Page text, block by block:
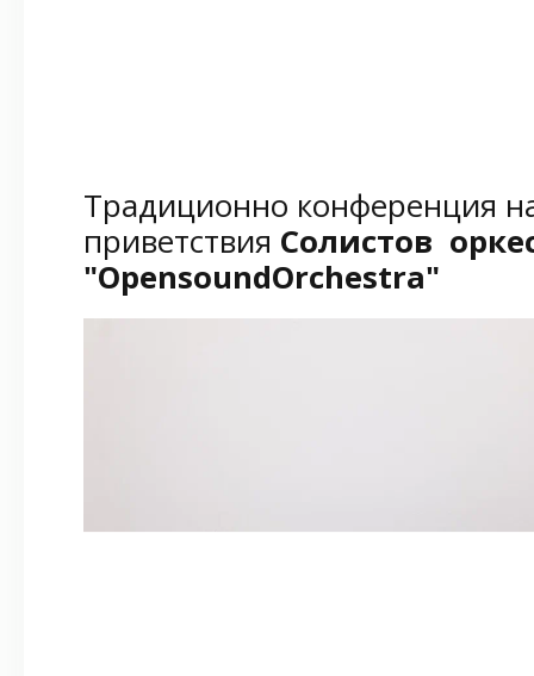
Традиционно конференция
приветствия Солистов
"OpensoundOrchestra"